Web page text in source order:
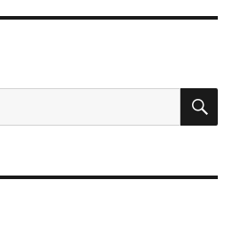
検